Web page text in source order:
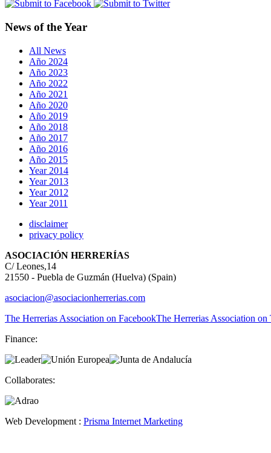
News of the Year
All News
Año 2024
Año 2023
Año 2022
Año 2021
Año 2020
Año 2019
Año 2018
Año 2017
Año 2016
Año 2015
Year 2014
Year 2013
Year 2012
Year 2011
disclaimer
privacy policy
ASOCIACIÓN HERRERÍAS
C/ Leones,14
21550 - Puebla de Guzmán (Huelva) (Spain)
asociacion@asociacionherrerias.com
The Herrerias Association on FacebookThe Herrerias Association on
Finance:
Collaborates:
Web Development : Prisma Internet Marketing